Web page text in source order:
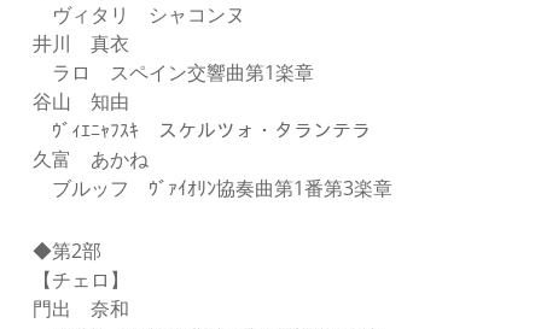
ヴィタリ シャコンヌ
井川 真衣
ラロ スペイン交響曲第1楽章
谷山 知由
ｳﾞｨｴﾆｬﾌｽｷ スケルツォ・タランテラ
久富 あかね
ブルッフ ｳﾞｧｲｵﾘﾝ協奏曲第1番第3楽章
◆第2部
【チェロ】
門出 奈和